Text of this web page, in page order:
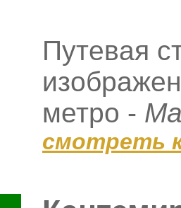
Путевая
метро -
смотреть